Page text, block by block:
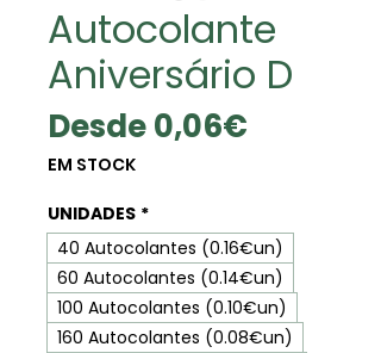
Autocolante
Aniversário D
Desde0,06€
EM STOCK
UNIDADES *
40 Autocolantes (0.16€un)
60 Autocolantes (0.14€un)
100 Autocolantes (0.10€un)
160 Autocolantes (0.08€un)